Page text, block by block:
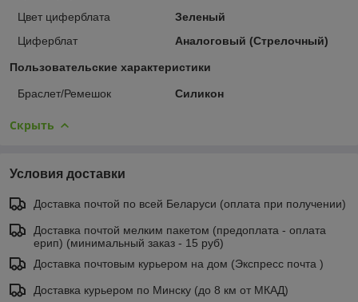
Цвет циферблата
Зеленый
Циферблат
Аналоговый (Стрелочный)
Пользовательские характеристики
Браслет/Ремешок Силикон
Скрыть
Условия доставки
Доставка почтой по всей Беларуси (оплата при получении)
Доставка почтой мелким пакетом (предоплата - оплата
ерип) (минимальный заказ - 15 руб)
Доставка почтовым курьером на дом (Экспресс почта )
Доставка курьером по Минску (до 8 км от МКАД)